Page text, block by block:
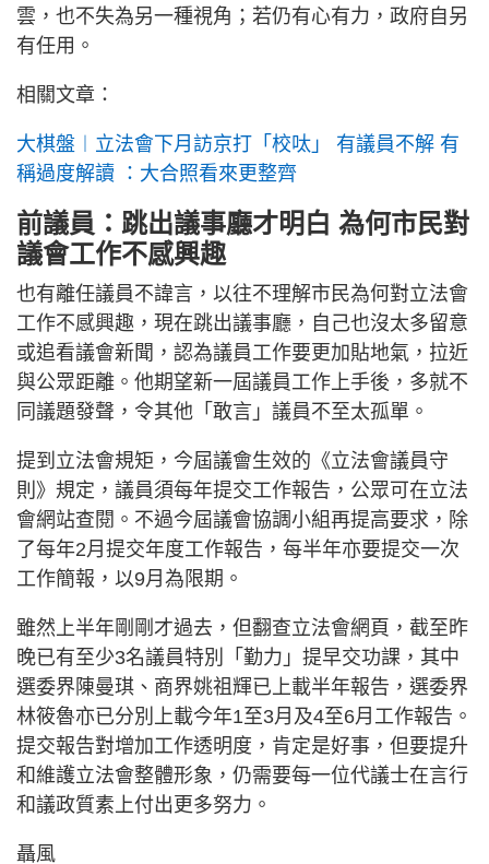
雲，也不失為另一種視角；若仍有心有力，政府自另
有任用。
相關文章：
大棋盤︱立法會下月訪京打「校呔」 有議員不解 有
稱過度解讀 ：大合照看來更整齊
前議員：跳出議事廳才明白 為何市民對
議會工作不感興趣
也有離任議員不諱言，以往不理解市民為何對立法會
工作不感興趣，現在跳出議事廳，自己也沒太多留意
或追看議會新聞，認為議員工作要更加貼地氣，拉近
與公眾距離。他期望新一屆議員工作上手後，多就不
同議題發聲，令其他「敢言」議員不至太孤單。
提到立法會規矩，今屆議會生效的《立法會議員守
則》規定，議員須每年提交工作報告，公眾可在立法
會網站查閱。不過今屆議會協調小組再提高要求，除
了每年2月提交年度工作報告，每半年亦要提交一次
工作簡報，以9月為限期。
雖然上半年剛剛才過去，但翻查立法會網頁，截至昨
晚已有至少3名議員特別「勤力」提早交功課，其中
選委界陳曼琪、商界姚祖輝已上載半年報告，選委界
林筱魯亦已分別上載今年1至3月及4至6月工作報告。
提交報告對增加工作透明度，肯定是好事，但要提升
和維護立法會整體形象，仍需要每一位代議士在言行
和議政質素上付出更多努力。
聶風